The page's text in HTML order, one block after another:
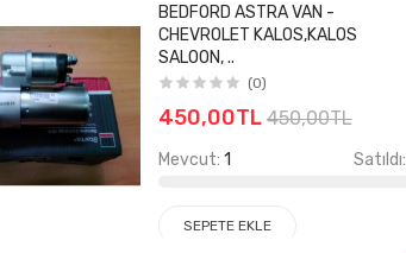
BEDFORD ASTRA VAN -
CHEVROLET KALOS,KALOS
SALOON, ..
(0)
450,00TL 450,00TL
Mevcut: 1 Satıldı:
SEPETE EKLE